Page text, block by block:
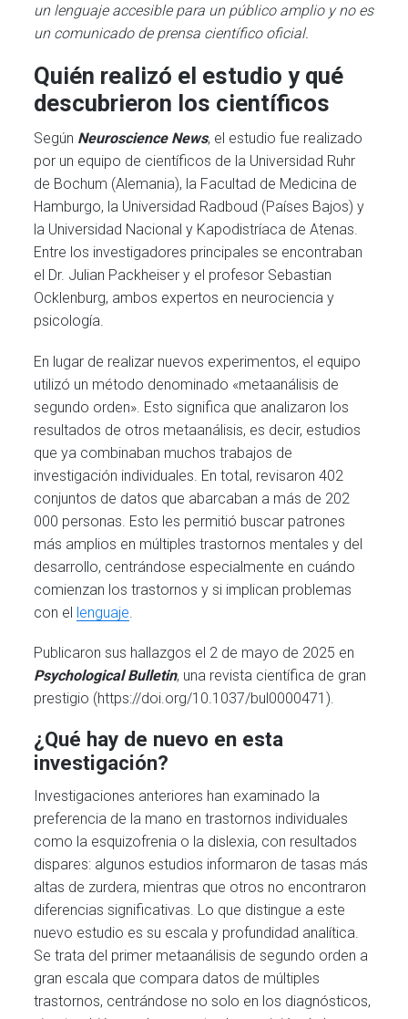
un lenguaje accesible para un público amplio y no es
un comunicado de prensa científico oficial.
Quién realizó el estudio y qué
descubrieron los científicos
Según Neuroscience News, el estudio fue realizado
por un equipo de científicos de la Universidad Ruhr
de Bochum (Alemania), la Facultad de Medicina de
Hamburgo, la Universidad Radboud (Países Bajos) y
la Universidad Nacional y Kapodistríaca de Atenas.
Entre los investigadores principales se encontraban
el Dr. Julian Packheiser y el profesor Sebastian
Ocklenburg, ambos expertos en neurociencia y
psicología.
En lugar de realizar nuevos experimentos, el equipo
utilizó un método denominado «metaanálisis de
segundo orden». Esto significa que analizaron los
resultados de otros metaanálisis, es decir, estudios
que ya combinaban muchos trabajos de
investigación individuales. En total, revisaron 402
conjuntos de datos que abarcaban a más de 202
000 personas. Esto les permitió buscar patrones
más amplios en múltiples trastornos mentales y del
desarrollo, centrándose especialmente en cuándo
comienzan los trastornos y si implican problemas
con el lenguaje
Publicaron sus hallazgos el 2 de mayo de 2025 en
Psychological Bulletin, una revista científica de gran
prestigio (https://doi.org/10.1037/bul0000471).
¿Qué hay de nuevo en esta
investigación?
Investigaciones anteriores han examinado la
preferencia de la mano en trastornos individuales
como la esquizofrenia o la dislexia, con resultados
dispares: algunos estudios informaron de tasas más
altas de zurdera, mientras que otros no encontraron
diferencias significativas. Lo que distingue a este
nuevo estudio es su escala y profundidad analítica.
Se trata del primer metaanálisis de segundo orden a
gran escala que compara datos de múltiples
trastornos, centrándose no solo en los diagnósticos,